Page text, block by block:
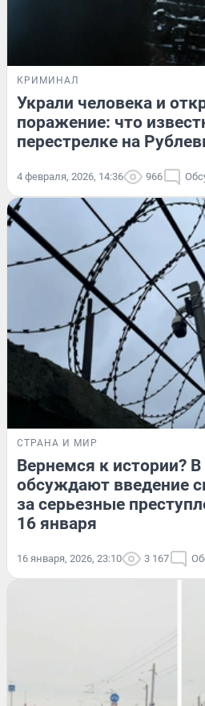
КРИМИНАЛ
Украли человека и
поражение: что
перестрелке на
4 февраля, 2026, 14:36 966
СТРАНА И МИР
Вернемся к истории?
обсуждают введение
за серьезные
16 января
16 января, 2026, 23:10 3 167